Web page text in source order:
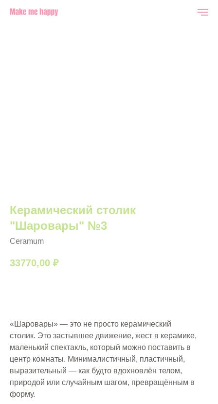
Керамический столик
"Шаровары" №3
Ceramum
33770,00 ₽
«Шаровары» — это не просто керамический
столик. Это застывшее движение, жест в керамике,
маленький спектакль, который можно поставить в
центр комнаты. Минималистичный, пластичный,
выразительный — как будто вдохновлён телом,
природой или случайным шагом, превращённым в
форму.